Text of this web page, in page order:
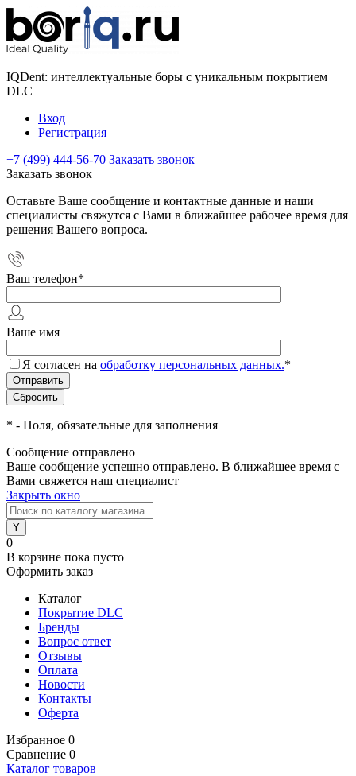
IQDent: интеллектуальные боры с уникальным покрытием
DLC
Вход
Регистрация
+7 (499) 444-56-70 Заказать звонок
Заказать звонок
Оставьте Ваше сообщение и контактные данные и наши
специалисты свяжутся с Вами в ближайшее рабочее время для
решения Вашего вопроса.
Ваш телефон*
Ваше имя
Я согласен на обработку персональных данных.*
* - Поля, обязательные для заполнения
Сообщение отправлено
Ваше сообщение успешно отправлено. В ближайшее время с
Вами свяжется наш специалист
Закрыть окно
0
В корзине пока пусто
Оформить заказ
Каталог
Покрытие DLC
Бренды
Вопрос ответ
Отзывы
Оплата
Новости
Контакты
Оферта
Избранное 0
Сравнение 0
Каталог товаров